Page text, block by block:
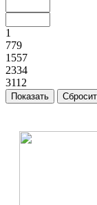
1
779
1557
2334
3112